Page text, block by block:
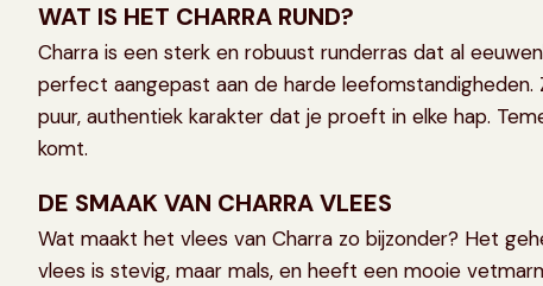
WAT IS HET CHARRA RUND?
Charra is een sterk en robuust runderras dat al
perfect aangepast aan de harde
puur, authentiek karakter dat je proeft in elke hap.
komt.
DE SMAAK VAN CHARRA VLEES
Wat maakt het vlees van Charra zo bijzonder? Het
vlees is stevig, maar mals, en heeft een mooie